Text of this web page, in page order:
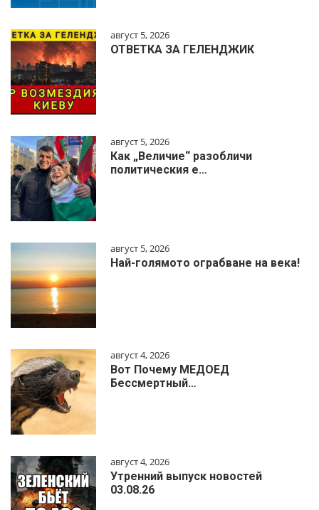
август 5, 2026
ОТВЕТКА ЗА ГЕЛЕНДЖИК
август 5, 2026
Как „Величие“ разобличи
политическия е…
август 5, 2026
Най-голямото ограбване на века!
август 4, 2026
Вот Почему МЕДОЕД
Бессмертный…
август 4, 2026
Утренний выпуск новостей
03.08.26